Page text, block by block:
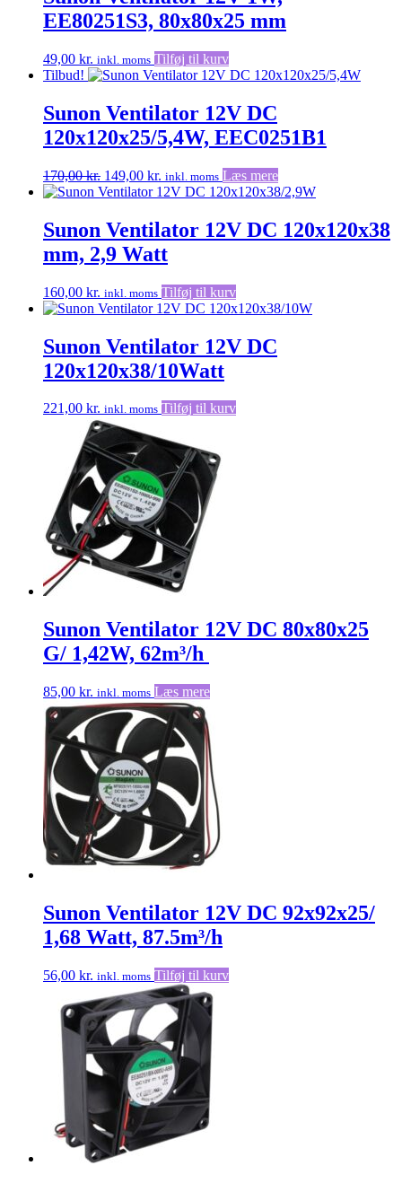
EE80251S3, 80x80x25 mm
49,00 kr. inkl. moms Tilføj til kurv
Tilbud!
Sunon Ventilator 12V DC
120x120x25/5,4W, EEC0251B1
170,00kr. Den
oprindelige
var:
170,00 kr..
149,00 kr. Den
aktuelle
er:
149,00 kr..
inkl. moms Læs mere
Sunon Ventilator 12V DC 120x120x38
mm, 2,9 Watt
160,00 kr. inkl. moms Tilføj til kurv
Sunon Ventilator 12V DC
120x120x38/10Watt
221,00 kr. inkl. moms Tilføj til kurv
Sunon Ventilator 12V DC 80x80x25
G/ 1,42W, 62m³/h
85,00 kr. inkl. moms Læs mere
Sunon Ventilator 12V DC 92x92x25/
1,68 Watt, 87.5m³/h
56,00 kr. inkl. moms Tilføj til kurv